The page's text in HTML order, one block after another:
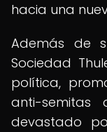
hacia una
Además de
Sociedad
política,
anti-
devastado